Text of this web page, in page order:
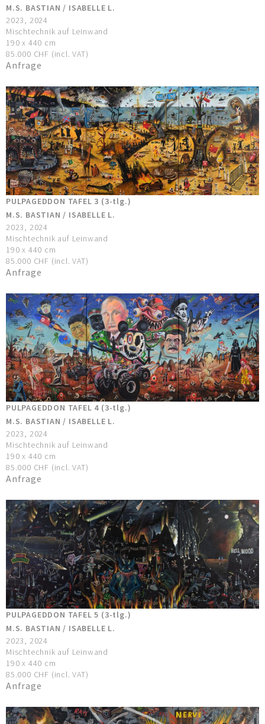
M.S. BASTIAN / ISABELLE L.
2023, 2024
Mischtechnik auf Leinwand
190 x 440 cm
85.000 CHF (incl. VAT)
Anfrage
PULPAGEDDON TAFEL 3 (3-tlg.)
M.S. BASTIAN / ISABELLE L.
2023, 2024
Mischtechnik auf Leinwand
190 x 440 cm
85.000 CHF (incl. VAT)
Anfrage
PULPAGEDDON TAFEL 4 (3-tlg.)
M.S. BASTIAN / ISABELLE L.
2023, 2024
Mischtechnik auf Leinwand
190 x 440 cm
85.000 CHF (incl. VAT)
Anfrage
PULPAGEDDON TAFEL 5 (3-tlg.)
M.S. BASTIAN / ISABELLE L.
2023, 2024
Mischtechnik auf Leinwand
190 x 440 cm
85.000 CHF (incl. VAT)
Anfrage